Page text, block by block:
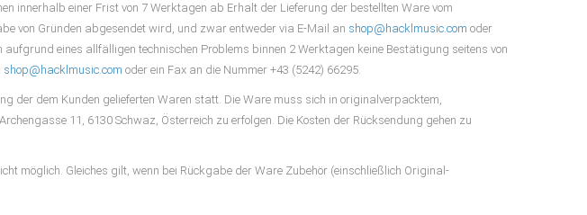
innerhalb einer Frist von 7 Werktagen ab Erhalt der Lieferung der bestellten Ware vom
von Gründen abgesendet wird, und zwar entweder via E-Mail an shop@hacklmusic.com oder
eines allfälligen technischen Problems binnen 2 Werktagen keine Bestätigung seitens von
shop@hacklmusic.com oder ein Fax an die Nummer +43 (5242) 66295.
der dem Kunden gelieferten Waren statt. Die Ware muss sich in originalverpacktem,
11, 6130 Schwaz, Österreich zu erfolgen. Die Kosten der Rücksendung gehen zu
möglich. Gleiches gilt, wenn bei Rückgabe der Ware Zubehör (einschließlich Original-